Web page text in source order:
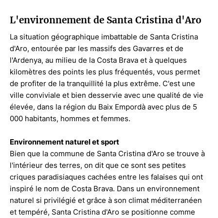
En parfait état
Surface habitable 126.65 m²
Surface construite 137 m²
CH : G01097415001
Frais de notaire et d'enregistrement selon les tarifs
officiels Non inclus dans le prix
Numéro d'enregistrement AICAT 4435
Numéro API 670
L'environnement de Santa Cristina d'Aro
La situation géographique imbattable de Santa Cristina
d'Aro, entourée par les massifs des Gavarres et de
l'Ardenya, au milieu de la Costa Brava et à quelques
kilomètres des points les plus fréquentés, vous permet
de profiter de la tranquillité la plus extrême. C'est une
ville conviviale et bien desservie avec une qualité de vie
élevée, dans la région du Baix Empordà avec plus de 5
000 habitants, hommes et femmes.
Environnement naturel et sport
Bien que la commune de Santa Cristina d'Aro se trouve à
l'intérieur des terres, on dit que ce sont ses petites
criques paradisiaques cachées entre les falaises qui ont
inspiré le nom de Costa Brava. Dans un environnement
naturel si privilégié et grâce à son climat méditerranéen
et tempéré, Santa Cristina d'Aro se positionne comme